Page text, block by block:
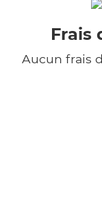
Frais
Aucun frais